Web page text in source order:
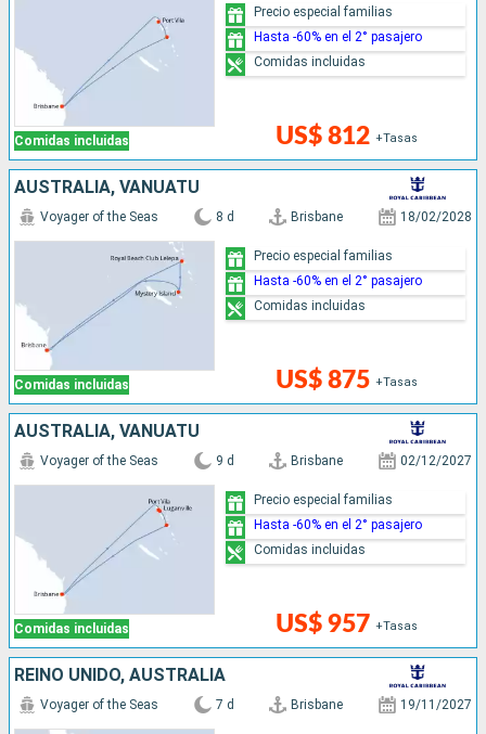
Comidas incluidas US$ 812 +Tasas
Precio especial familias
Hasta -60% en el 2° pasajero
Comidas incluidas
AUSTRALIA, VANUATU
Comidas incluidas
Voyager of the Seas 8 d Brisbane 18/02/2028
US$ 875 +Tasas
Precio especial familias
Hasta -60% en el 2° pasajero
Comidas incluidas
AUSTRALIA, VANUATU
Comidas incluidas
Voyager of the Seas 9 d Brisbane 02/12/2027
US$ 957 +Tasas
Precio especial familias
Hasta -60% en el 2° pasajero
Comidas incluidas
REINO UNIDO, AUSTRALIA
Voyager of the Seas 7 d Brisbane 19/11/2027